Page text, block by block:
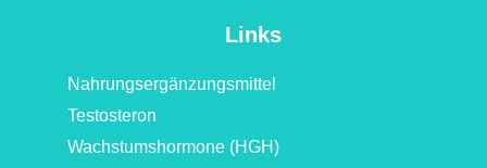
Links
Nahrungsergänzungsmittel
Testosteron
Wachstumshormone (HGH)